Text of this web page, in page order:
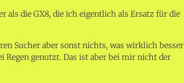
als die GX8, die ich eigentlich als Ersatz für die
Sucher aber sonst nichts, was wirklich besser
Regen genutzt. Das ist aber bei mir nicht der